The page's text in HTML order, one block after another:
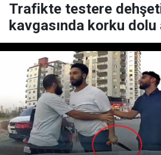
Trafikte testere
kavgasında korku dolu